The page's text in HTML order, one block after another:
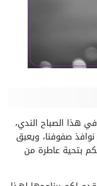
هذا الصباح الندي،
صفوفنا، ويعبق
بتحية عاطرة من